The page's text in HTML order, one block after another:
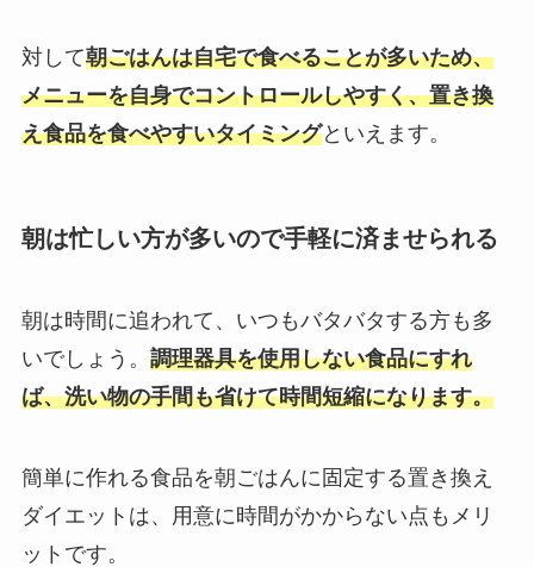
対して朝ごはんは自宅で食べることが多いため、
メニューを自身でコントロールしやすく、置き換
え食品を食べやすいタイミングといえます。
朝は忙しい方が多いので手軽に済ませられる
朝は時間に追われて、いつもバタバタする方も多
いでしょう。 調理器具を使用しない食品にすれ
ば、洗い物の手間も省けて時間短縮になります。
簡単に作れる食品を朝ごはんに固定する置き換え
ダイエットは、用意に時間がかからない点もメリ
ットです。